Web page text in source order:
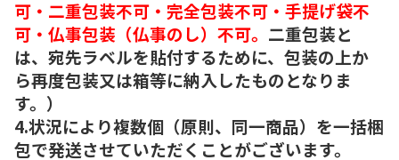
可・二重包装不可・完全包装不可・手提げ袋不
可・仏事包装（仏事のし）不可。 二重包装と
は、宛先ラベルを貼付するために、包装の上か
ら再度包装又は箱等に納入したものとなりま
す。）
4.状況により複数個（原則、同一商品）を一括梱
包で発送させていただくことがございます。